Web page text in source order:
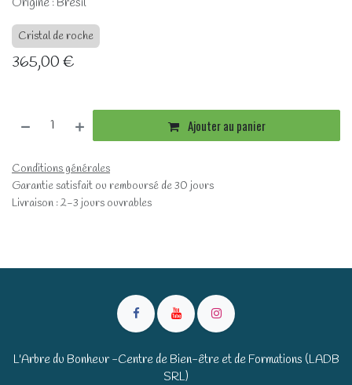
Origine : Brésil
Cristal de roche
365,00€
Ajouter au panier
Conditions générales
Garantie satisfait ou remboursé de 30 jours
Livraison : 2-3 jours ouvrables
L'Arbre du Bonheur -Centre de Bien-être et de Formations (LADB
SRL)